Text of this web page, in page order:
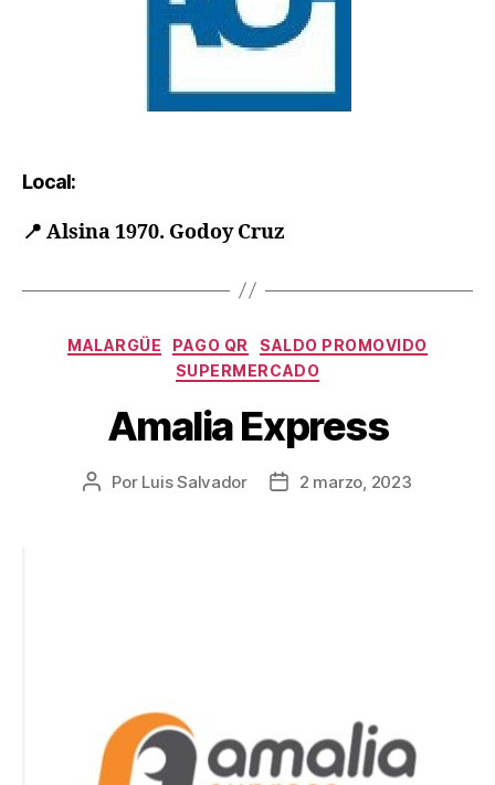
Local:
📍 Alsina 1970. Godoy Cruz
MALARGÜE PAGO QR
SALDO PROMOVIDO
SUPERMERCADO
Amalia Express
Por Luis Salvador 2 marzo, 2023